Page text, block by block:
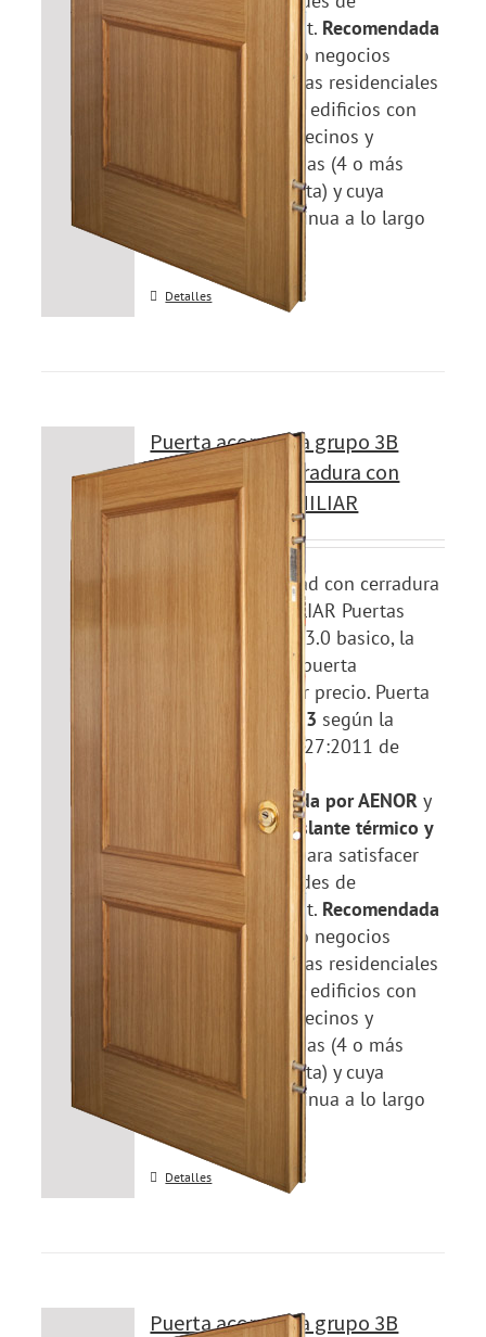
seguridad y confort. Recomendada
Viviendas y/o negocios
localizados en zonas residenciales
de clase media, en edificios con
alta densidad de vecinos y
trasiego de personas (4 o más
viviendas por planta) y cuya
ocupación es continua a lo largo
Detalles
Puerta acorazada grupo 3B
Modelo 315B cerradura con
PROTECTOR FAMILIAR
Puerta de seguridad con cerradura
PROTECTOR FAMILIAR Puertas
Acorazadas grado 3.0 basico, la
seguridad de una puerta
acorazada al mejor precio. Puerta
GRADO 3 según la
norma UNE-EN 1627:2011 de
resistencia a la
certificada por AENOR y
que cuenta con aislante térmico y
acústico
de serie para satisfacer
nuestras necesidades de
seguridad y confort. Recomendada
Viviendas y/o negocios
localizados en zonas residenciales
de clase media, en edificios con
alta densidad de vecinos y
trasiego de personas (4 o más
viviendas por planta) y cuya
ocupación es continua a lo largo
Detalles
Puerta acorazada grupo 3B